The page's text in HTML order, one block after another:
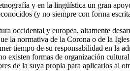
y en la lingüística un gran
(y no siempre con forma
occidental y europea, altamente
la normativa de la Corona o de la
tiempo de su responsabilidad en la
existen formas de organización
de la suya propia para aplicarlos al